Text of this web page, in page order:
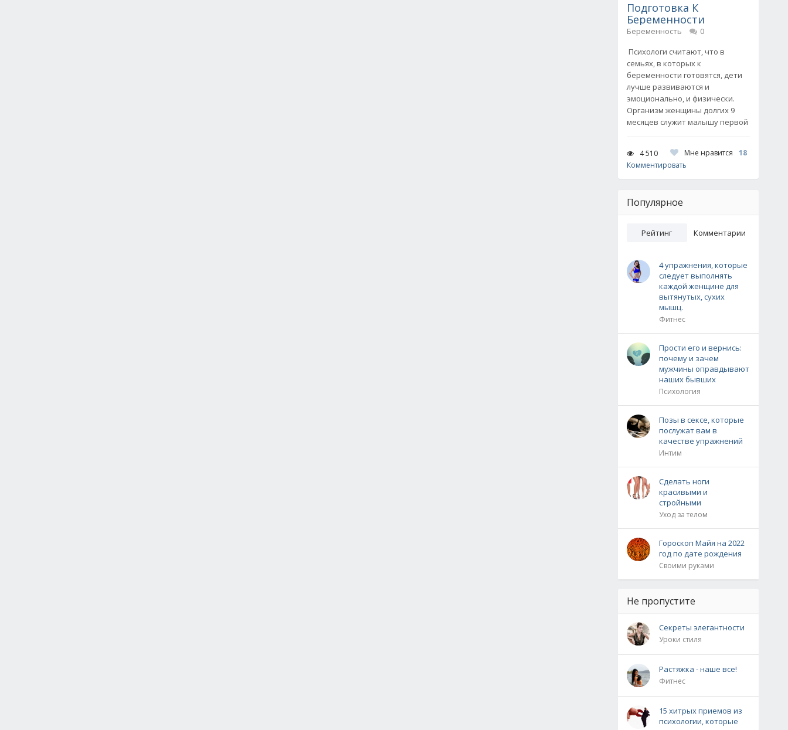
Подготовка К
Беременности
Беременность
0
Психологи считают, что в
семьях, в которых к
беременности готовятся, дети
лучше развиваются и
эмоционально, и физически.
Организм женщины долгих 9
месяцев служит малышу первой
4 510 Мне нравится
18
Комментировать
Популярное
Рейтинг Комментарии
4 упражнения, которые
следует выполнять
каждой женщине для
вытянутых, сухих
мышц.
Фитнес
Прости его и вернись:
почему и зачем
мужчины оправдывают
наших бывших
Психология
Позы в сексе, которые
послужат вам в
качестве упражнений
Интим
Сделать ноги
красивыми и
стройными
Уход за телом
Гороскоп Майя на 2022
год по дате рождения
Своими руками
Не пропустите
Секреты элегантности
Уроки стиля
Растяжка - наше все!
Фитнес
15 хитрых приемов из
психологии, которые